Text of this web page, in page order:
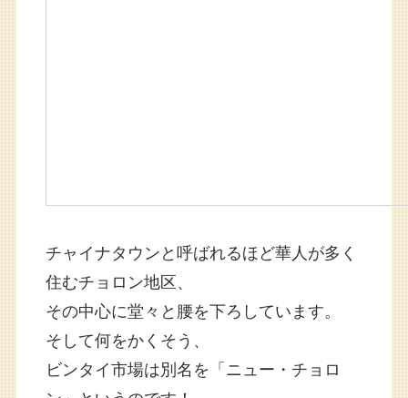
チャイナタウンと呼ばれるほど華人が多く
住むチョロン地区、
その中心に堂々と腰を下ろしています。
そして何をかくそう、
ビンタイ市場は別名を「ニュー・チョロ